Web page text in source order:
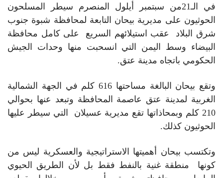
في الـ21من سبتمبر أيلول المنصرم سيطر المسلحون
الحوثيون على مديرية بيحان التابعة لمحافظة شبوة جنوب
شرق البلاد عقب استيلائهم السريع على كامل محافظة
البيضاء وسط اليمن التي انسحبت منها وحدات الجيش
الحكومي باتجاه مدينة عتق.
وتقع بيحان البالغة مساحتها 616 كلم في الجهة الشمالية
الغربية لمدينة عتق عاصمة المحافظة وتبعد عنها بحوالي
210 كلم وبمحاذاتها تقع مديرية عسيلان التي سيطر عليها
الحوثيون كذلك.
وتكتسب بيحان أهميتها الاستراتيجية والعسكرية ليس من
كونها منطقة غنية بالنفط فقط بل لأن الطريق الحيوي